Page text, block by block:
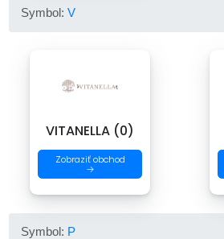
Symbol:V
VITANELLA (0)
Zobraziť obchod
→
Symbol: P